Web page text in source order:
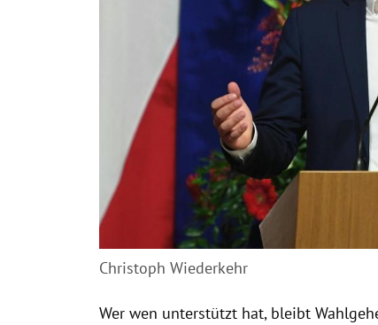
Christoph Wiederkehr
Wer wen unterstützt hat, bleibt